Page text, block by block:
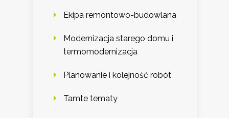
Ekipa remontowo-budowlana
Modernizacja starego domu i
termomodernizacja
Planowanie i kolejność robót
Tamte tematy